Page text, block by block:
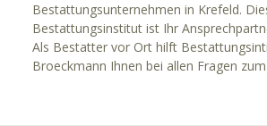
Bestattungsunternehmen in Krefeld.
Bestattungsinstitut ist Ihr
Als Bestatter vor Ort hilft
Broeckmann Ihnen bei allen Fragen